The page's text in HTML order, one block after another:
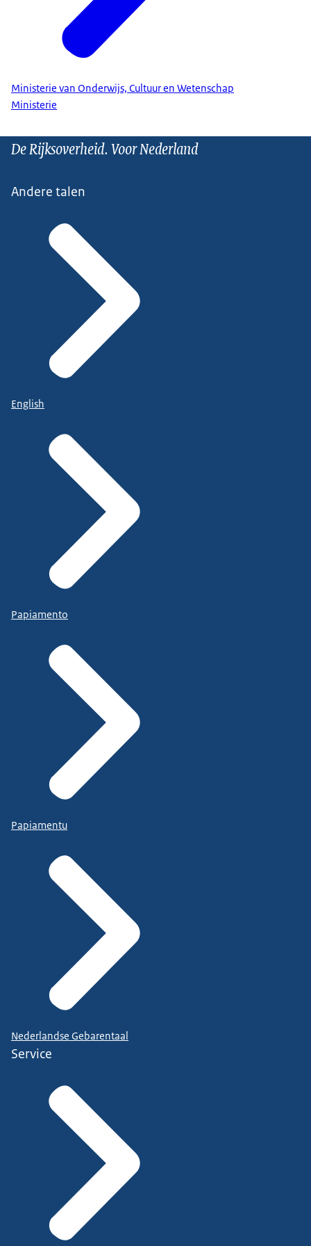
Ministerie van Onderwijs, Cultuur en Wetenschap
Ministerie
De Rijksoverheid. Voor Nederland
Andere talen
English
Papiamento
Papiamentu
Nederlandse Gebarentaal
Service